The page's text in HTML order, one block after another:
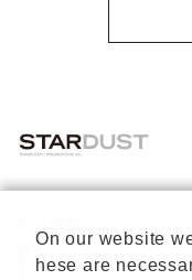
プライバシーポリシー
お問い合わせ
On our website
hese are